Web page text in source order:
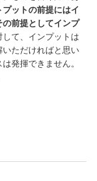
プットの前提にはイ
前提としてインプ
て、インプットは
ただければと思い
発揮できません。